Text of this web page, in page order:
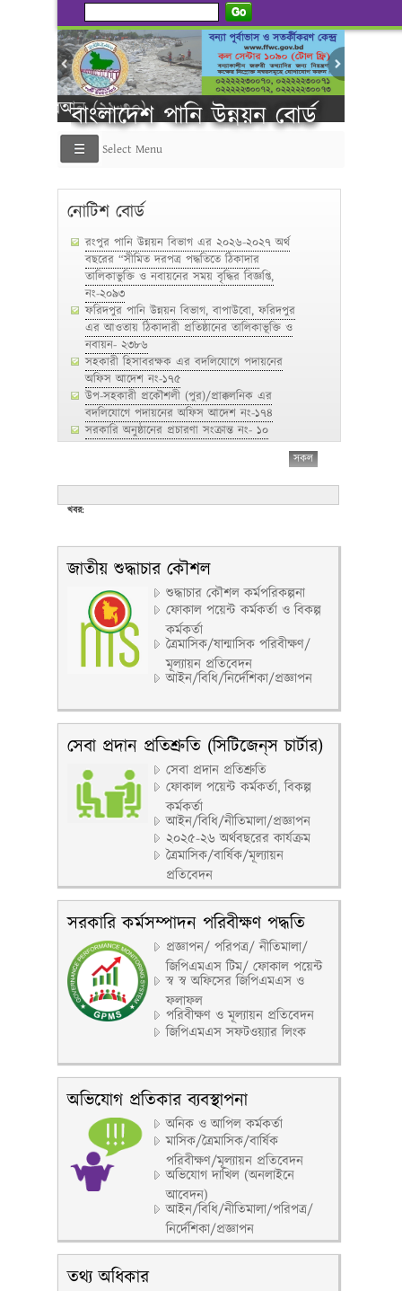
Go
বাংলাদেশ পানি উন্নয়ন বোর্ড
Select Menu
----------গণ বিজ্ঞপ্তি ---------
নোটিশ বোর্ড
রংপুর পানি উন্নয়ন বিভাগ এর ২০২৬-২০২৭ অর্থ
বছরের “সীমিত দরপত্র পদ্ধতিতে ঠিকাদার
তালিকাভুক্তি ও নবায়নের সময় বৃদ্ধির বিজ্ঞপ্তি,
নং-২০৯৩
ফরিদপুর পানি উন্নয়ন বিভাগ, বাপাউবো, ফরিদপুর
এর আওতায় ঠিকাদারী প্রতিষ্ঠানের তালিকাভূক্তি ও
নবায়ন- ২৩৮৬
সহকারী হিসাবরক্ষক এর বদলিযোগে পদায়নের
অফিস আদেশ নং-১৭৫
উপ-সহকারী প্রকৌশলী (পুর)/প্রাক্কলনিক এর
বদলিযোগে পদায়নের অফিস আদেশ নং-১৭৪
সরকারি অনুষ্ঠানের প্রচারণা সংক্রান্ত নং- ১০
সকল
খবর:
জাতীয় শুদ্ধাচার কৌশল
শুদ্ধাচার কৌশল কর্মপরিকল্পনা
ফোকাল পয়েন্ট কর্মকর্তা ও বিকল্প
কর্মকর্তা
ত্রৈমাসিক/ষান্মাসিক পরিবীক্ষণ/
মূল্যায়ন প্রতিবেদন
আইন/বিধি/নির্দেশিকা/প্রজ্ঞাপন
সেবা প্রদান প্রতিশ্রুতি (সিটিজেন্‌স চার্টার)
সেবা প্রদান প্রতিশ্রুতি
ফোকাল পয়েন্ট কর্মকর্তা, বিকল্প
কর্মকর্তা
আইন/বিধি/নীতিমালা/প্রজ্ঞাপন
২০২৫-২৬ অর্থবছরের কার্যক্রম
ত্রৈমাসিক/বার্ষিক/মূল্যায়ন
প্রতিবেদন
সরকারি কর্মসম্পাদন পরিবীক্ষণ পদ্ধতি
প্রজ্ঞাপন/ পরিপত্র/ নীতিমালা/
জিপিএমএস টিম/ ফোকাল পয়েন্ট
স্ব স্ব অফিসের জিপিএমএস ও
ফলাফল
পরিবীক্ষণ ও মূল্যায়ন প্রতিবেদন
জিপিএমএস সফটওয়্যার লিংক
অভিযোগ প্রতিকার ব্যবস্থাপনা
অনিক ও আপিল কর্মকর্তা
মাসিক/ত্রৈমাসিক/বার্ষিক
পরিবীক্ষণ/মূল্যায়ন প্রতিবেদন
অভিযোগ দাখিল (অনলাইনে
আবেদন)
আইন/বিধি/নীতিমালা/পরিপত্র/
নির্দেশিকা/প্রজ্ঞাপন
তথ্য অধিকার